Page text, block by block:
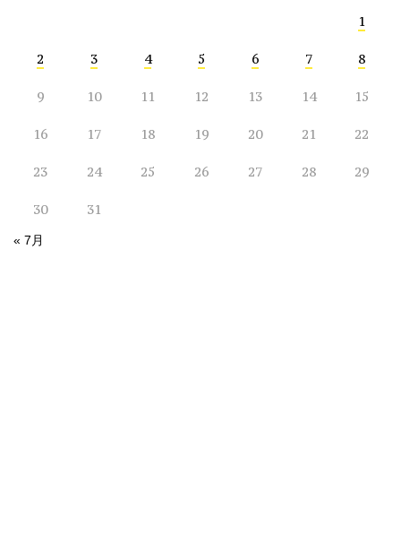
1
2 3 4 5 6 7 8
9 10 11 12 13 14 15
16 17 18 19 20 21 22
23 24 25 26 27 28 29
30 31
« 7月